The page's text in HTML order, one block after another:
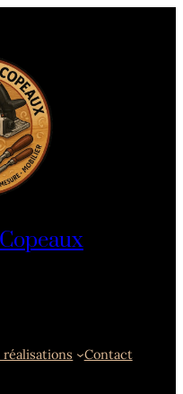
réalisations Contact